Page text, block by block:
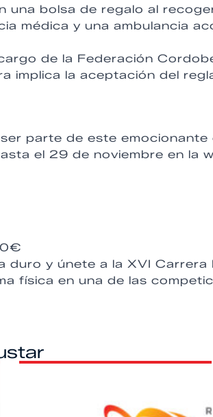
una bolsa de regalo al
médica y una ambulancia
de la Federación
implica la aceptación del
parte de este
el 29 de noviembre en la
duro y únete a la XVI Carrera
física en una de las